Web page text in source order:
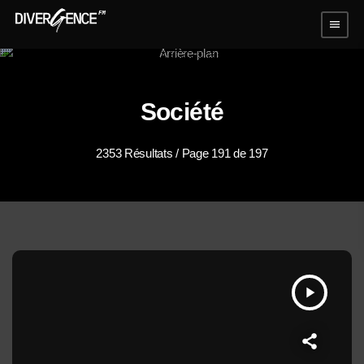
menu
Société
2353 Résultats / Page 191 de 197
play_arrow